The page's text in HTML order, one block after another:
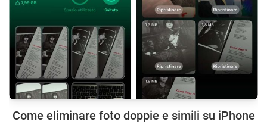
Come eliminare foto doppie e simili su iPhone